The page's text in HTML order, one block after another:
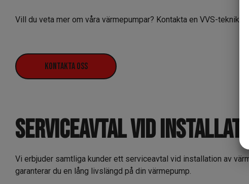
Vill du veta mer om våra värmepumpar? Kontakta en VVS-tekniker
Kontakta oss
Serviceavtal vid
Vi erbjuder samtliga kunder ett serviceavtal vid installation av
garanterar du en lång livslängd på din värmepump.